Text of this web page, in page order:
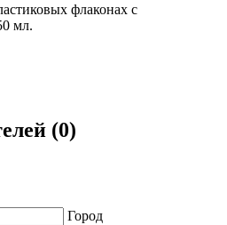
флаконах с
мл.
(0)
Город